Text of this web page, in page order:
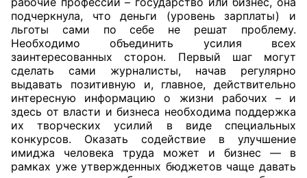
подчеркнула, что деньги (уровень зарплаты) и
льготы сами по себе не решат проблему.
Необходимо объединить усилия всех
заинтересованных сторон. Первый шаг могут
сделать сами журналисты, начав регулярно
выдавать позитивную и, главное, действительно
интересную информацию о жизни рабочих – и
здесь от власти и бизнеса необходима поддержка
их творческих усилий в виде специальных
конкурсов. Оказать содействие в улучшение
имиджа человека труда может и бизнес — в
рамках уже утвержденных бюджетов чаще давать